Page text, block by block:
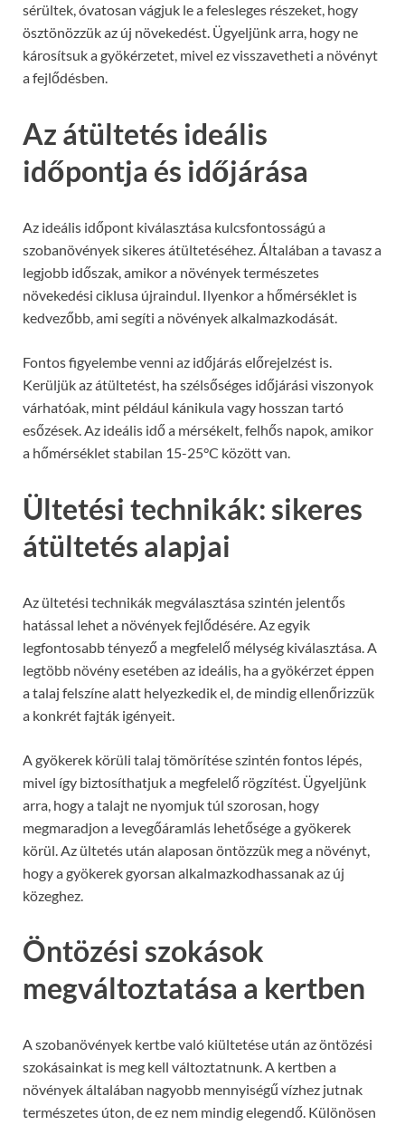
sérültek, óvatosan vágjuk le a felesleges részeket, hogy
ösztönözzük az új növekedést. Ügyeljünk arra, hogy ne
károsítsuk a gyökérzetet, mivel ez visszavetheti a növényt
a fejlődésben.
Az átültetés ideális
időpontja és időjárása
Az ideális időpont kiválasztása kulcsfontosságú a
szobanövények sikeres átültetéséhez. Általában a tavasz a
legjobb időszak, amikor a növények természetes
növekedési ciklusa újraindul. Ilyenkor a hőmérséklet is
kedvezőbb, ami segíti a növények alkalmazkodását.
Fontos figyelembe venni az időjárás előrejelzést is.
Kerüljük az átültetést, ha szélsőséges időjárási viszonyok
várhatóak, mint például kánikula vagy hosszan tartó
esőzések. Az ideális idő a mérsékelt, felhős napok, amikor
a hőmérséklet stabilan 15-25°C között van.
Ültetési technikák: sikeres
átültetés alapjai
Az ültetési technikák megválasztása szintén jelentős
hatással lehet a növények fejlődésére. Az egyik
legfontosabb tényező a megfelelő mélység kiválasztása. A
legtöbb növény esetében az ideális, ha a gyökérzet éppen
a talaj felszíne alatt helyezkedik el, de mindig ellenőrizzük
a konkrét fajták igényeit.
A gyökerek körüli talaj tömörítése szintén fontos lépés,
mivel így biztosíthatjuk a megfelelő rögzítést. Ügyeljünk
arra, hogy a talajt ne nyomjuk túl szorosan, hogy
megmaradjon a levegőáramlás lehetősége a gyökerek
körül. Az ültetés után alaposan öntözzük meg a növényt,
hogy a gyökerek gyorsan alkalmazkodhassanak az új
közeghez.
Öntözési szokások
megváltoztatása a kertben
A szobanövények kertbe való kiültetése után az öntözési
szokásainkat is meg kell változtatnunk. A kertben a
növények általában nagyobb mennyiségű vízhez jutnak
természetes úton, de ez nem mindig elegendő. Különösen